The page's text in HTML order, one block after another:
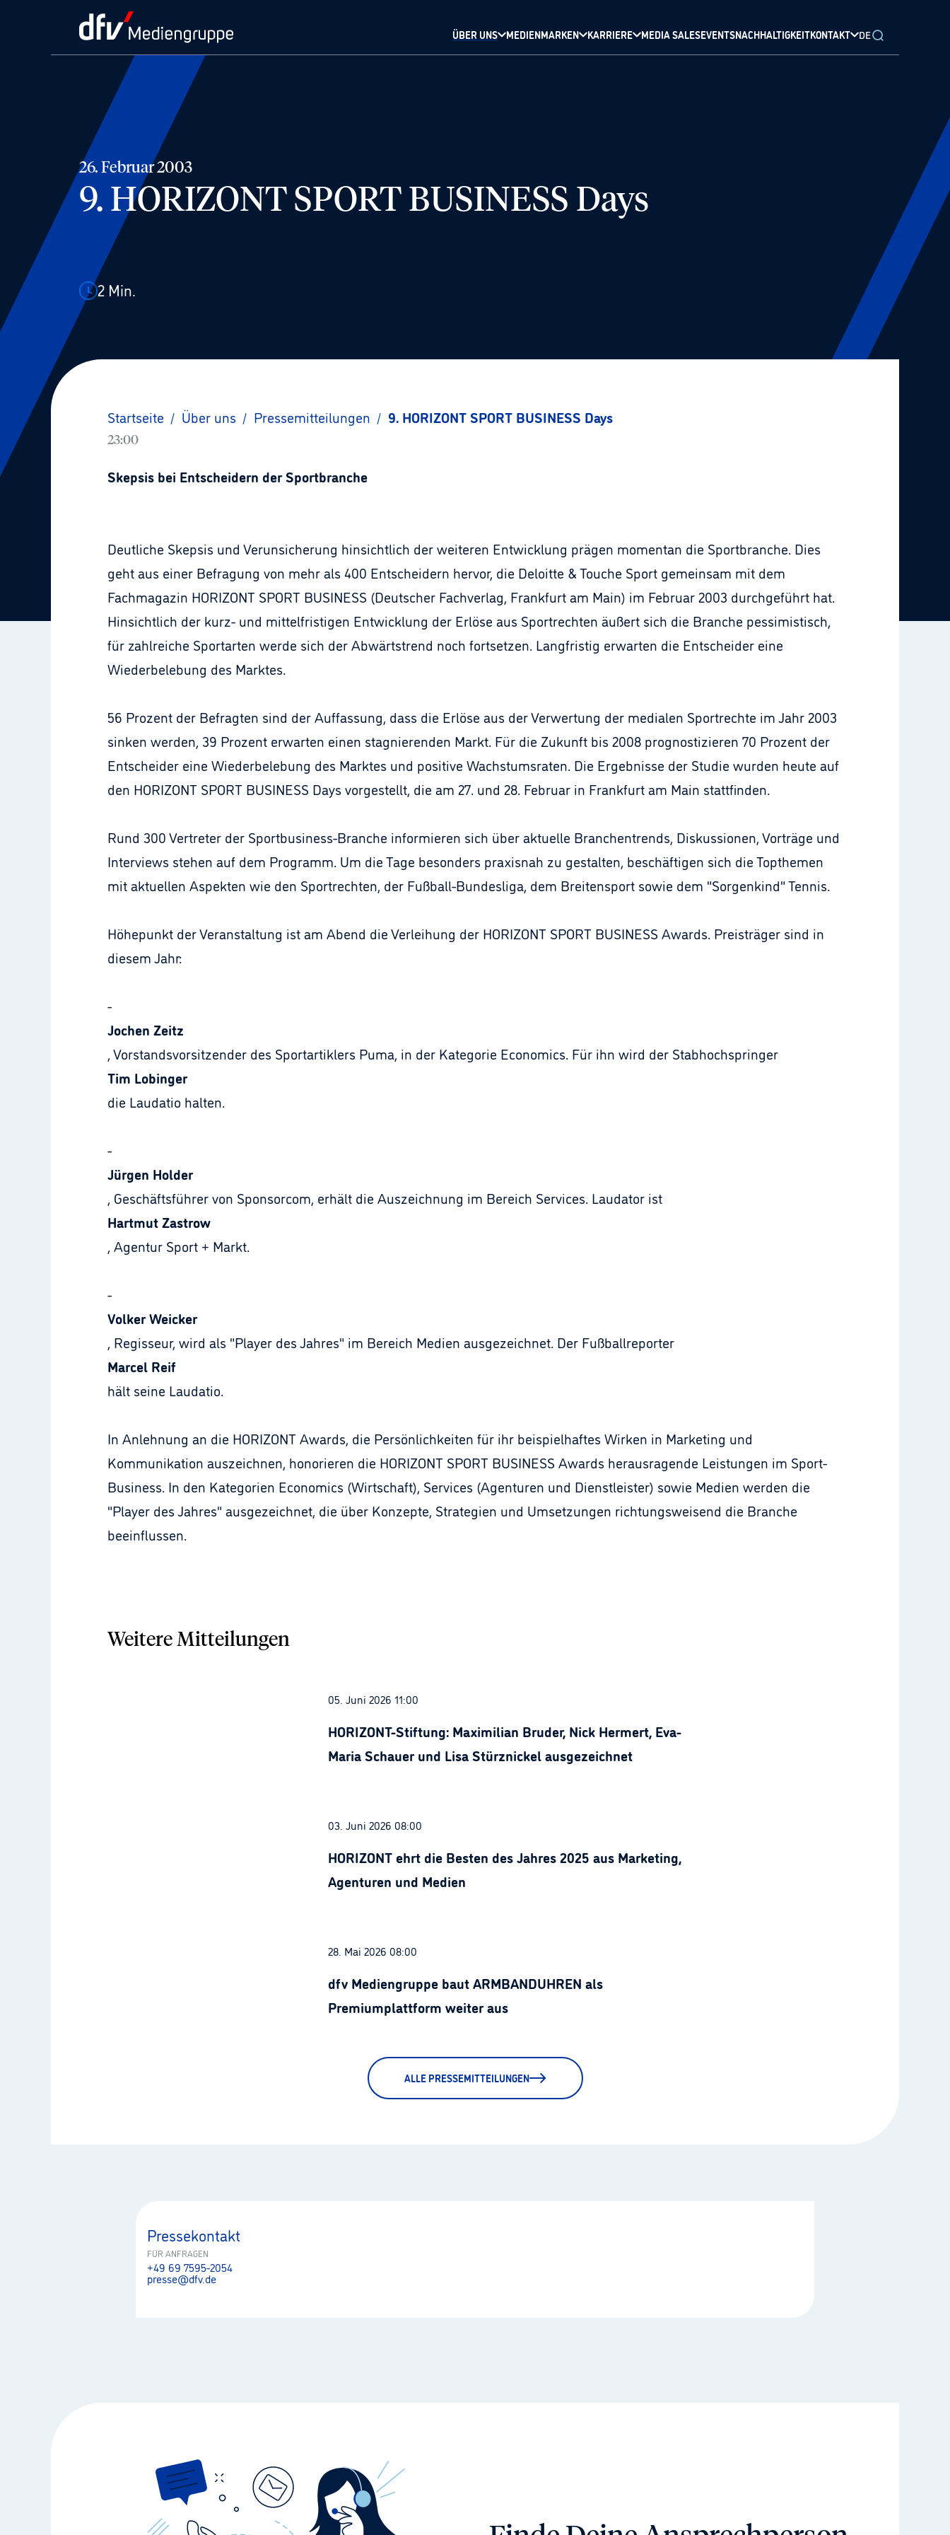
ÜBER UNS MEDIENMARKEN KARRIERE MEDIA SALESEVENTSNACHHALTIGKEITKONTAKT DE
26. Februar 2003
9. HORIZONT SPORT BUSINESS Days
2 Min.
Startseite / Über uns / Pressemitteilungen / 9. HORIZONT SPORT BUSINESS Days
23:00
Skepsis bei Entscheidern der Sportbranche
Deutliche Skepsis und Verunsicherung hinsichtlich der weiteren Entwicklung prägen momentan die Sportbranche. Dies
geht aus einer Befragung von mehr als 400 Entscheidern hervor, die Deloitte & Touche Sport gemeinsam mit dem
Fachmagazin HORIZONT SPORT BUSINESS (Deutscher Fachverlag, Frankfurt am Main) im Februar 2003 durchgeführt hat.
Hinsichtlich der kurz- und mittelfristigen Entwicklung der Erlöse aus Sportrechten äußert sich die Branche pessimistisch,
für zahlreiche Sportarten werde sich der Abwärtstrend noch fortsetzen. Langfristig erwarten die Entscheider eine
Wiederbelebung des Marktes.
56 Prozent der Befragten sind der Auffassung, dass die Erlöse aus der Verwertung der medialen Sportrechte im Jahr 2003
sinken werden, 39 Prozent erwarten einen stagnierenden Markt. Für die Zukunft bis 2008 prognostizieren 70 Prozent der
Entscheider eine Wiederbelebung des Marktes und positive Wachstumsraten. Die Ergebnisse der Studie wurden heute auf
den HORIZONT SPORT BUSINESS Days vorgestellt, die am 27. und 28. Februar in Frankfurt am Main stattfinden.
Rund 300 Vertreter der Sportbusiness-Branche informieren sich über aktuelle Branchentrends, Diskussionen, Vorträge und
Interviews stehen auf dem Programm. Um die Tage besonders praxisnah zu gestalten, beschäftigen sich die Topthemen
mit aktuellen Aspekten wie den Sportrechten, der Fußball-Bundesliga, dem Breitensport sowie dem "Sorgenkind" Tennis.
Höhepunkt der Veranstaltung ist am Abend die Verleihung der HORIZONT SPORT BUSINESS Awards. Preisträger sind in
diesem Jahr:
-
Jochen Zeitz
, Vorstandsvorsitzender des Sportartiklers Puma, in der Kategorie Economics. Für ihn wird der Stabhochspringer
Tim Lobinger
die Laudatio halten.
-
Jürgen Holder
, Geschäftsführer von Sponsorcom, erhält die Auszeichnung im Bereich Services. Laudator ist
Hartmut Zastrow
, Agentur Sport + Markt.
-
Volker Weicker
, Regisseur, wird als "Player des Jahres" im Bereich Medien ausgezeichnet. Der Fußballreporter
Marcel Reif
hält seine Laudatio.
In Anlehnung an die HORIZONT Awards, die Persönlichkeiten für ihr beispielhaftes Wirken in Marketing und
Kommunikation auszeichnen, honorieren die HORIZONT SPORT BUSINESS Awards herausragende Leistungen im Sport-
Business. In den Kategorien Economics (Wirtschaft), Services (Agenturen und Dienstleister) sowie Medien werden die
"Player des Jahres" ausgezeichnet, die über Konzepte, Strategien und Umsetzungen richtungsweisend die Branche
beeinflussen.
Weitere Mitteilungen
05. Juni 2026 11:00
HORIZONT-Stiftung: Maximilian Bruder, Nick Hermert, Eva-
Maria Schauer und Lisa Stürznickel ausgezeichnet
03. Juni 2026 08:00
HORIZONT ehrt die Besten des Jahres 2025 aus Marketing,
Agenturen und Medien
28. Mai 2026 08:00
dfv Mediengruppe baut ARMBANDUHREN als
Premiumplattform weiter aus
ALLE PRESSEMITTEILUNGEN
Pressekontakt
FÜR ANFRAGEN
+49 69 7595-2054
presse@dfv.de